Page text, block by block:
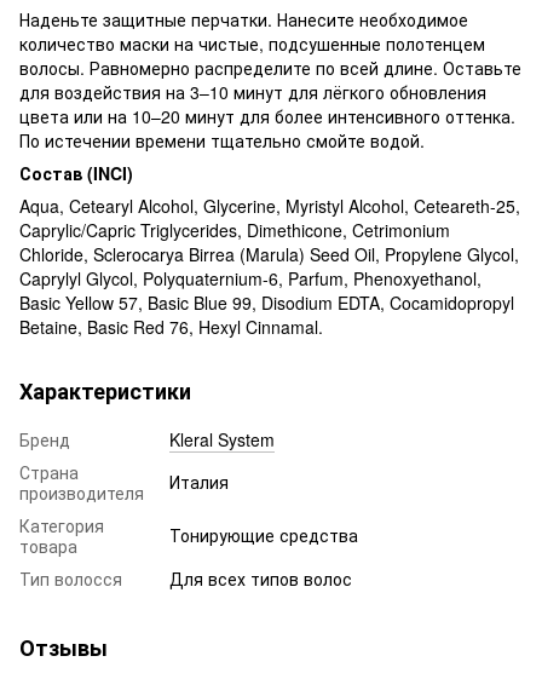
Наденьте защитные перчатки. Нанесите необходимое
количество маски на чистые, подсушенные полотенцем
волосы. Равномерно распределите по всей длине. Оставьте
для воздействия на 3–10 минут для лёгкого обновления
цвета или на 10–20 минут для более интенсивного оттенка.
По истечении времени тщательно смойте водой.
Состав (INCI)
Aqua, Cetearyl Alcohol, Glycerine, Myristyl Alcohol, Ceteareth-25,
Caprylic/Capric Triglycerides, Dimethicone, Cetrimonium
Chloride, Sclerocarya Birrea (Marula) Seed Oil, Propylene Glycol,
Caprylyl Glycol, Polyquaternium-6, Parfum, Phenoxyethanol,
Basic Yellow 57, Basic Blue 99, Disodium EDTA, Cocamidopropyl
Betaine, Basic Red 76, Hexyl Cinnamal.
Характеристики
Бренд
Kleral System
Страна
производителя
Италия
Категория
товара
Тонирующие средства
Тип волосся
Для всех типов волос
Отзывы